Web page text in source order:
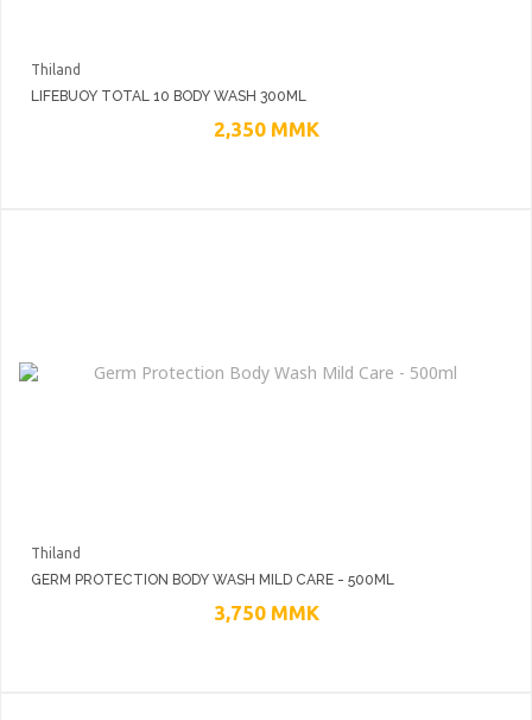
Thiland
LIFEBUOY TOTAL 10 BODY WASH 300ML
2,350 MMK
Thiland
GERM PROTECTION BODY WASH MILD CARE - 500ML
3,750 MMK